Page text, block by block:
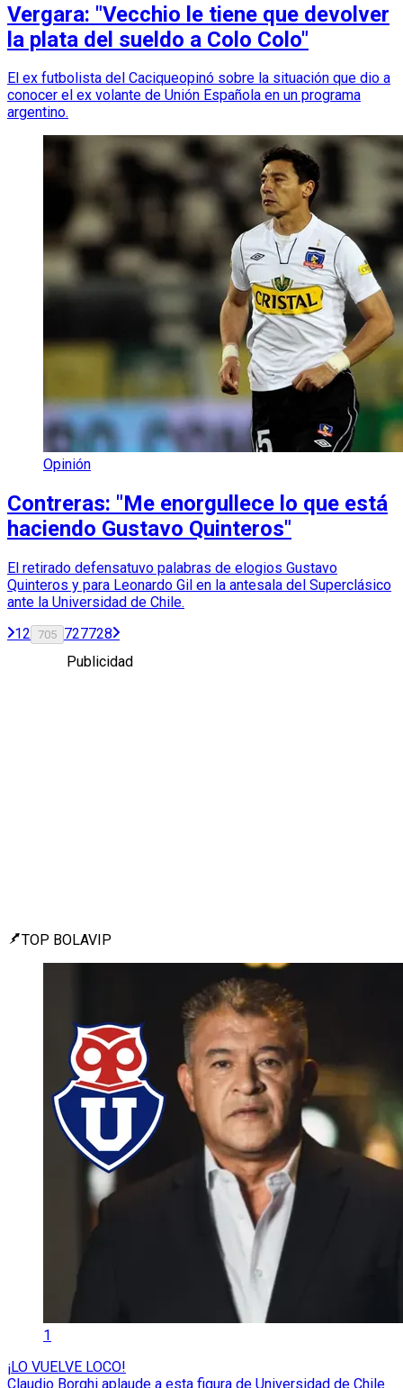
Vergara: "Vecchio le tiene que devolver
la plata del sueldo a Colo Colo"
El ex futbolista del Caciqueopinó sobre la situación que dio a
conocer el ex volante de Unión Española en un programa
argentino.
Opinión
Contreras: "Me enorgullece lo que está
haciendo Gustavo Quinteros"
El retirado defensatuvo palabras de elogios Gustavo
Quinteros y para Leonardo Gil en la antesala del Superclásico
ante la Universidad de Chile.
12 705 727728
Publicidad
TOP BOLAVIP
1
¡LO VUELVE LOCO!
Claudio Borghi aplaude a esta figura de Universidad de Chile